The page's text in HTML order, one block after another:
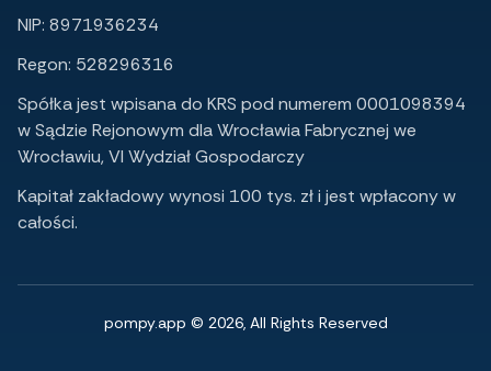
NIP: 8971936234
Regon: 528296316
Spółka jest wpisana do KRS pod numerem 0001098394
w Sądzie Rejonowym dla Wrocławia Fabrycznej we
Wrocławiu, VI Wydział Gospodarczy
Kapitał zakładowy wynosi 100 tys. zł i jest wpłacony w
całości.
pompy.app © 2026, All Rights Reserved